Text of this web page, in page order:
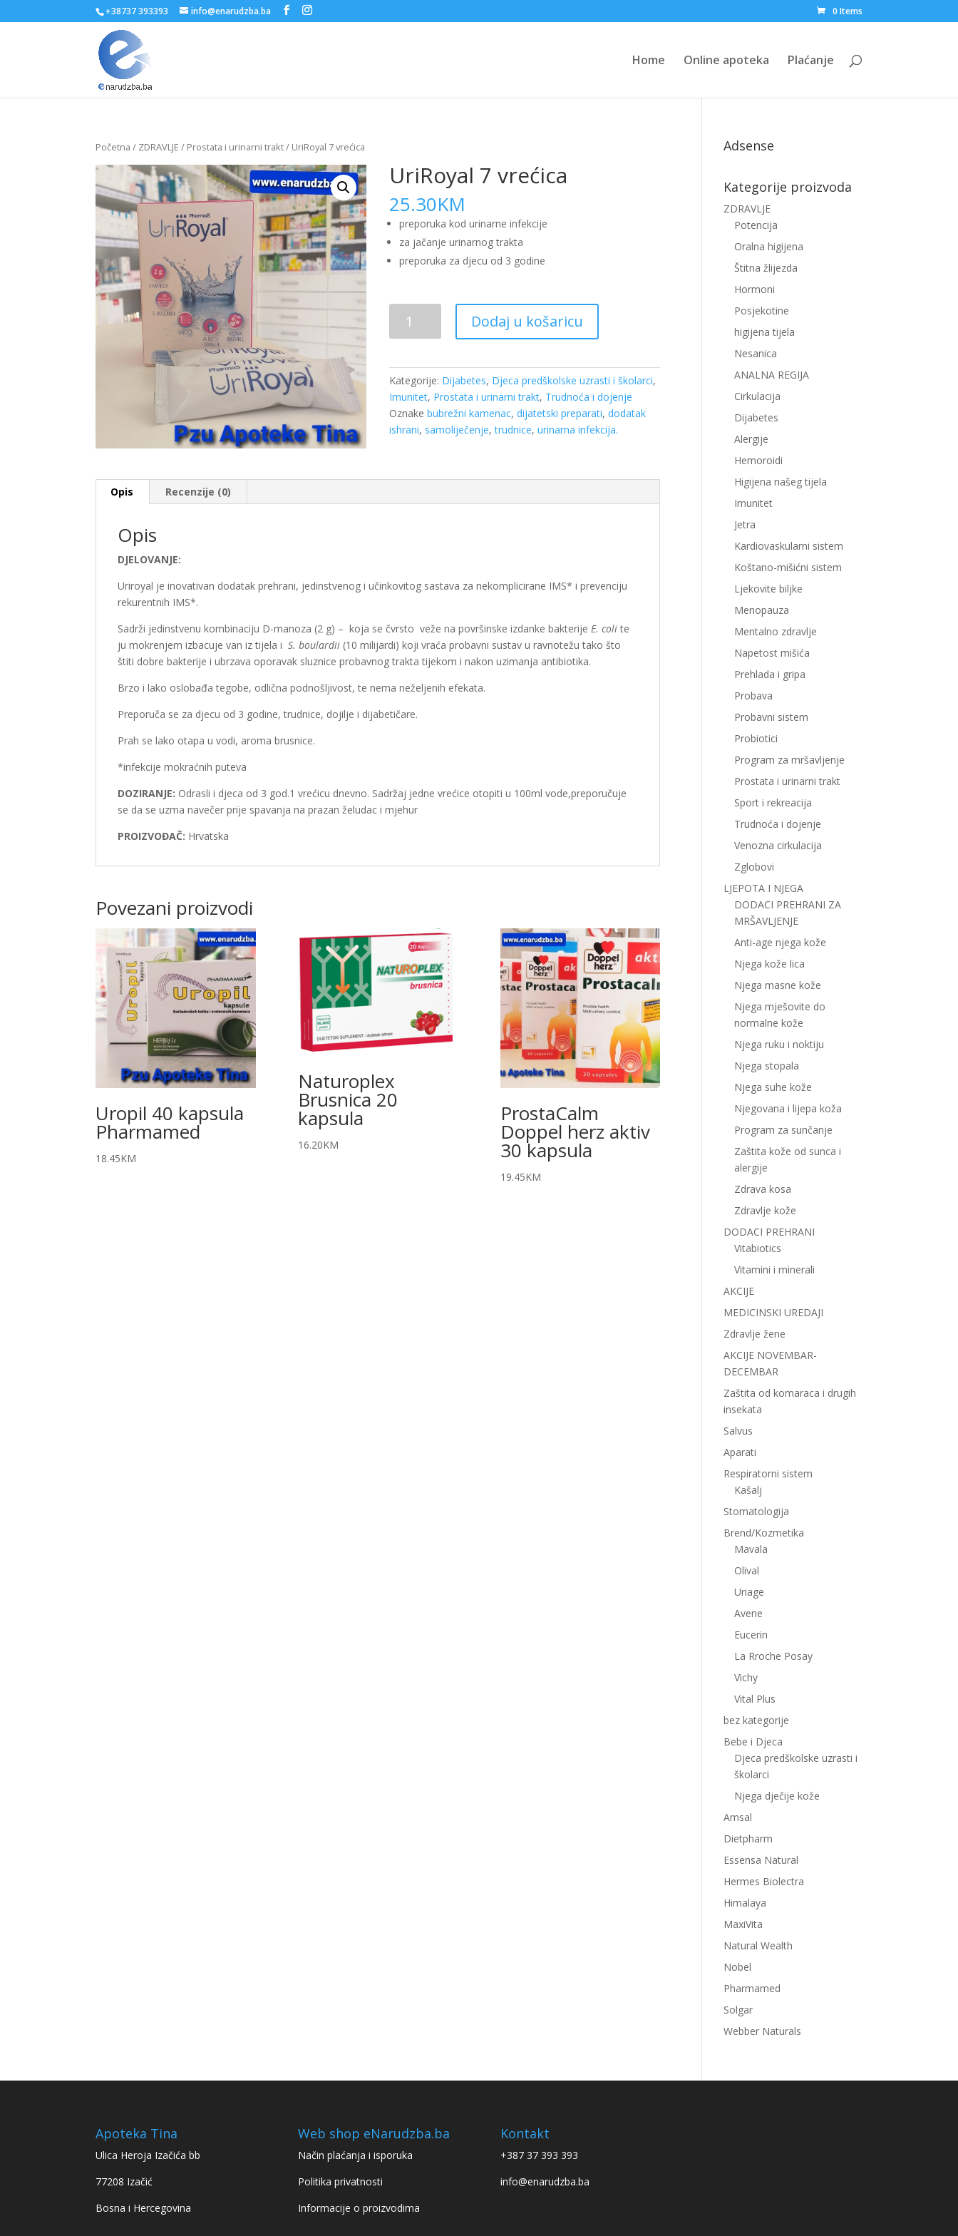
+38737 393393 info@enarudzba.ba 0 Items
Home Online apoteka Plaćanje
Početna / ZDRAVLJE / Prostata i urinarni trakt/ UriRoyal 7 vrećica
UriRoyal 7 vrećica
25.30KM
preporuka kod urinarne infekcije
za jačanje urinarnog trakta
preporuka za djecu od 3 godine
Dodaj u košaricu
Kategorije: Dijabetes, Djeca predškolske uzrasti i školarci,
Imunitet, Prostata i urinarni trakt, Trudnoća i dojenje
Oznakebubrežni kamenac,dijatetski preparati,dodatak
ishrani, samoliječenje,trudnice,urinarna infekcija.
Opis Recenzije (0)
Opis
DJELOVANJE:
Uriroyal je inovativan dodatak prehrani, jedinstvenog i učinkovitog sastava za nekomplicirane IMS* i prevenciju
rekurentnih IMS*.
Sadrži jedinstvenu kombinaciju D-manoza (2 g) – koja se čvrsto veže na površinske izdanke bakterijeE. colite
ju mokrenjem izbacuje van iz tijela iS. boulardii (10 milijardi) koji vraća probavni sustav u ravnotežu tako što
štiti dobre bakterije i ubrzava oporavak sluznice probavnog trakta tijekom i nakon uzimanja antibiotika.
Brzo i lako oslobađa tegobe, odlična podnošljivost, te nema neželjenih efekata.
Preporuča se za djecu od 3 godine, trudnice, dojilje i dijabetičare.
Prah se lako otapa u vodi, aroma brusnice.
*infekcije mokraćnih puteva
DOZIRANJE: Odrasli i djeca od 3 god.1 vrećicu dnevno. Sadržaj jedne vrećice otopiti u 100ml vode,preporučuje
se da se uzma navečer prije spavanja na prazan želudac i mjehur
PROIZVOĐAČ: Hrvatska
Povezani proizvodi
Uropil 40 kapsula
Pharmamed
18.45KM
Naturoplex
Brusnica 20
kapsula
16.20KM
ProstaCalm
Doppel herz aktiv
30 kapsula
19.45KM
Adsense
Kategorije proizvoda
ZDRAVLJE
Potencija
Oralna higijena
Štitna žlijezda
Hormoni
Posjekotine
higijena tijela
Nesanica
ANALNA REGIJA
Cirkulacija
Dijabetes
Alergije
Hemoroidi
Higijena našeg tijela
Imunitet
Jetra
Kardiovaskularni sistem
Koštano-mišićni sistem
Ljekovite biljke
Menopauza
Mentalno zdravlje
Napetost mišića
Prehlada i gripa
Probava
Probavni sistem
Probiotici
Program za mršavljenje
Prostata i urinarni trakt
Sport i rekreacija
Trudnoća i dojenje
Venozna cirkulacija
Zglobovi
LJEPOTA I NJEGA
DODACI PREHRANI ZA
MRŠAVLJENJE
Anti-age njega kože
Njega kože lica
Njega masne kože
Njega mješovite do
normalne kože
Njega ruku i noktiju
Njega stopala
Njega suhe kože
Njegovana i lijepa koža
Program za sunčanje
Zaštita kože od sunca i
alergije
Zdrava kosa
Zdravlje kože
DODACI PREHRANI
Vitabiotics
Vitamini i minerali
AKCIJE
MEDICINSKI UREDAJI
Zdravlje žene
AKCIJE NOVEMBAR-
DECEMBAR
Zaštita od komaraca i drugih
insekata
Salvus
Aparati
Respiratorni sistem
Kašalj
Stomatologija
Brend/Kozmetika
Mavala
Olival
Uriage
Avene
Eucerin
La Rroche Posay
Vichy
Vital Plus
bez kategorije
Bebe i Djeca
Djeca predškolske uzrasti i
školarci
Njega dječije kože
Amsal
Dietpharm
Essensa Natural
Hermes Biolectra
Himalaya
MaxiVita
Natural Wealth
Nobel
Pharmamed
Solgar
Webber Naturals
Apoteka Tina
Ulica Heroja Izačića bb
77208 Izačić
Bosna i Hercegovina
Web shop eNarudzba.ba
Način plaćanja i isporuka
Politika privatnosti
Informacije o proizvodima
Kontakt
+387 37 393 393
info@enarudzba.ba